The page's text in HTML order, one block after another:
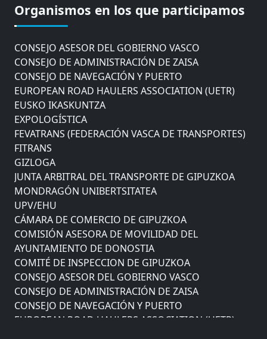
Organismos en los que participamos
AYUNTAMIENTO DE DONOSTIA
COMITÉ DE INSPECCION DE GIPUZKOA
CONSEJO ASESOR DEL GOBIERNO VASCO
CONSEJO DE ADMINISTRACIÓN DE ZAISA
CONSEJO DE NAVEGACIÓN Y PUERTO
EUROPEAN ROAD HAULERS ASSOCIATION (UETR)
EUSKO IKASKUNTZA
EXPOLOGÍSTICA
FEVATRANS (FEDERACIÓN VASCA DE TRANSPORTES)
FITRANS
GIZLOGA
JUNTA ARBITRAL DEL TRANSPORTE DE GIPUZKOA
MONDRAGÓN UNIBERTSITATEA
UPV/EHU
CÁMARA DE COMERCIO DE GIPUZKOA
COMISIÓN ASESORA DE MOVILIDAD DEL
AYUNTAMIENTO DE DONOSTIA
COMITÉ DE INSPECCION DE GIPUZKOA
CONSEJO ASESOR DEL GOBIERNO VASCO
CONSEJO DE ADMINISTRACIÓN DE ZAISA
CONSEJO DE NAVEGACIÓN Y PUERTO
EUROPEAN ROAD HAULERS ASSOCIATION (UETR)